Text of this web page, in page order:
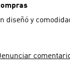
diseñó y